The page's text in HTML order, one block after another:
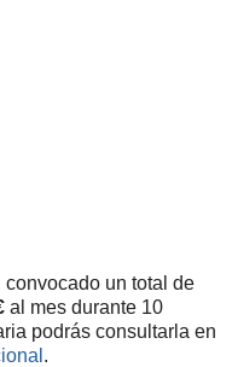
convocado un total de
al mes durante 10
podrás consultarla en
.